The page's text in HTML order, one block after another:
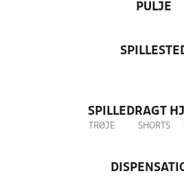
PULJE
SPILLEDRAGT
TRØJE SHORTS